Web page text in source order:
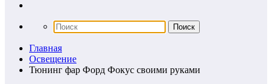
Главная
Освещение
Тюнинг фар Форд Фокус своими руками